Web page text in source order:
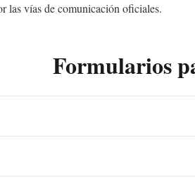
las vías de comunicación oficiales.
Formularios